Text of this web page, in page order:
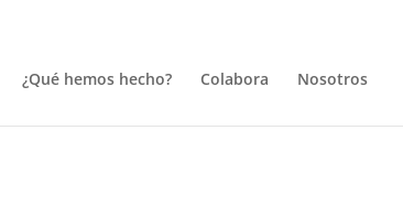
¿Qué hemos hecho? Colabora Nosotros